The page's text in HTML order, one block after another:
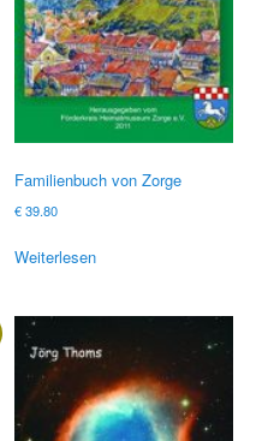
Familienbuch von Zorge
€39.80
Weiterlesen